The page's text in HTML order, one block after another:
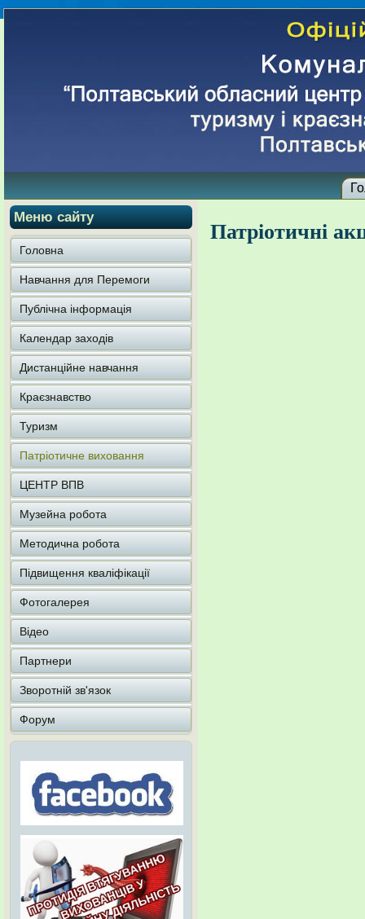
Меню сайту
Головна
Навчання для Перемоги
Публічна інформація
Календар заходів
Дистанційне навчання
Краєзнавство
Туризм
Патріотичне виховання
ЦЕНТР ВПВ
Музейна робота
Методична робота
Підвищення кваліфікації
Фотогалерея
Відео
Партнери
Зворотній зв'язок
Форум
Патріотичні